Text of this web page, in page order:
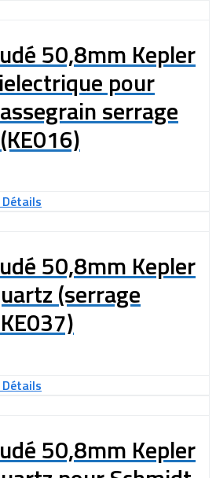
50,8mm Kepler
pour
serrage
Détails
50,8mm Kepler
(serrage
Détails
50,8mm Kepler